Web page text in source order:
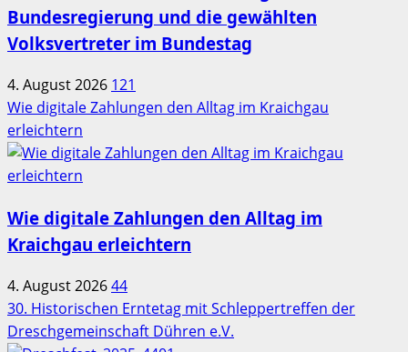
Bundesregierung und die gewählten
Volksvertreter im Bundestag
4. August 2026 121
Wie digitale Zahlungen den Alltag im Kraichgau
erleichtern
Wie digitale Zahlungen den Alltag im
Kraichgau erleichtern
4. August 202644
30. Historischen Erntetag mit Schleppertreffen der
Dreschgemeinschaft Dühren e.V.